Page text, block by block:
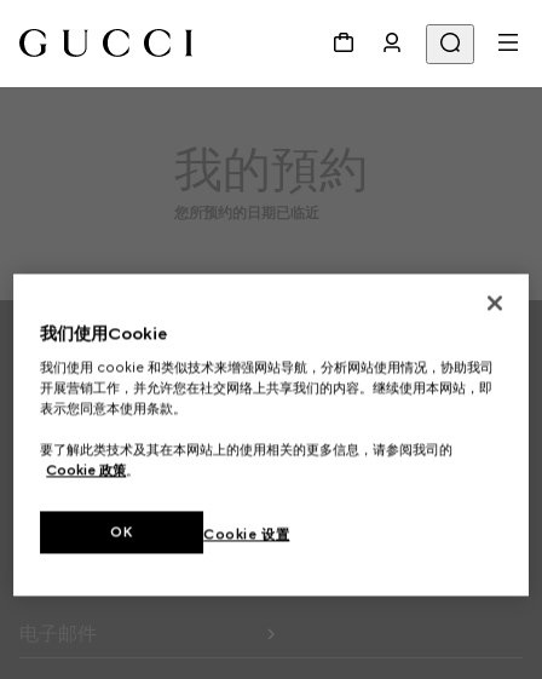
我的預約
您所预约的日期已临近
Footer
专卖店查询
注册以接收GUCCI最新资讯
我们使用Cookie
我们使用 cookie 和类似技术来增强网站导航，分析网站使用情况，协助我司
开展营销工作，并允许您在社交网络上共享我们的内容。继续使用本网站，即
表示您同意本使用条款。
要了解此类技术及其在本网站上的使用相关的更多信息，请参阅我司的
Cookie 政策。
Cookie 设置
OK